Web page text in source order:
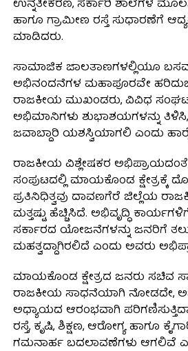
ಉನ್ನತೀಕರಣ, ಸರ್ಕಾರಿ ಶಾಲೆಗಳ
ಹಾಗೂ ಗ್ರಾಮೀಣ ರಸ್ತೆ ಸುಧಾರಣೆಗೆ
ಮಾಡಿದರು.
ಸಾಮಾಜಿಕ ಜಾಲತಾಣಗಳಲ್ಲಿಯೂ
ಅಭಿನಂದನೆಗಳ ಮಹಾಪೂರವೇ
ರಾಜಕೀಯ ಮುಖಂಡರು, ವಿವಿಧ
ಅಭಿಮಾನಿಗಳು ಶುಭಾಶಯಗಳನ್ನು
ಜವಾಬ್ದಾರಿ ಯಶಸ್ವಿಯಾಗಲಿ ಎಂದು
ರಾಜಕೀಯ ವಿಶ್ಲೇಷಕರ
ಸಂಪುಟದಲ್ಲಿ ಮಾಯಕೊಂಡ ಕ್ಷೇತ್ರಕ್ಕೆ
ಪ್ರತಿನಿಧಿತ್ವವು ದಾವಣಗೆರೆ ಜಿಲ್ಲೆಯ
ಮತ್ತಷ್ಟು ಹೆಚ್ಚಿಸಿದೆ. ಅಭಿವೃದ್ಧಿ
ಸರ್ಕಾರದ ಯೋಜನೆಗಳನ್ನು ಜನರಿಗೆ
ಮಹತ್ವದ್ದಾಗಿರಲಿದೆ ಎಂದು ಅವರು
ಮಾಯಕೊಂಡ ಕ್ಷೇತ್ರದ ಜನರು ಸಚಿವ
ರಾಜಕೀಯ ಸಾಧನೆಯಾಗಿ ನೋಡದೇ,
ಅಧ್ಯಾಯದ ಆರಂಭವಾಗಿ
ರಸ್ತೆ, ಕೃಷಿ, ಶಿಕ್ಷಣ, ಆರೋಗ್ಯ ಹಾಗೂ
ಗಮನಾರ್ಹ ಬದಲಾವಣೆಗಳು ಆಗಲಿವೆ